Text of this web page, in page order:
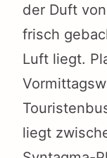
der Duft
frisch
Luft liegt.
liegt